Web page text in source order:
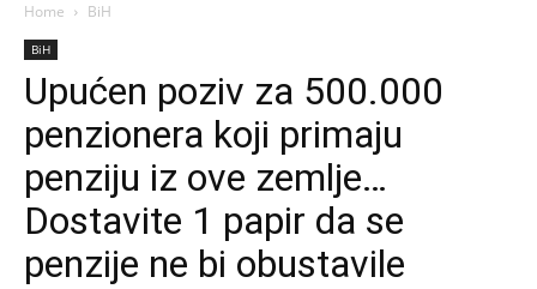
Home BiH
BiH
Upućen poziv za 500.000
penzionera koji primaju
penziju iz ove zemlje…
Dostavite 1 papir da se
penzije ne bi obustavile